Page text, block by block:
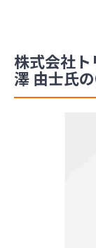
株式会社
澤 由士氏